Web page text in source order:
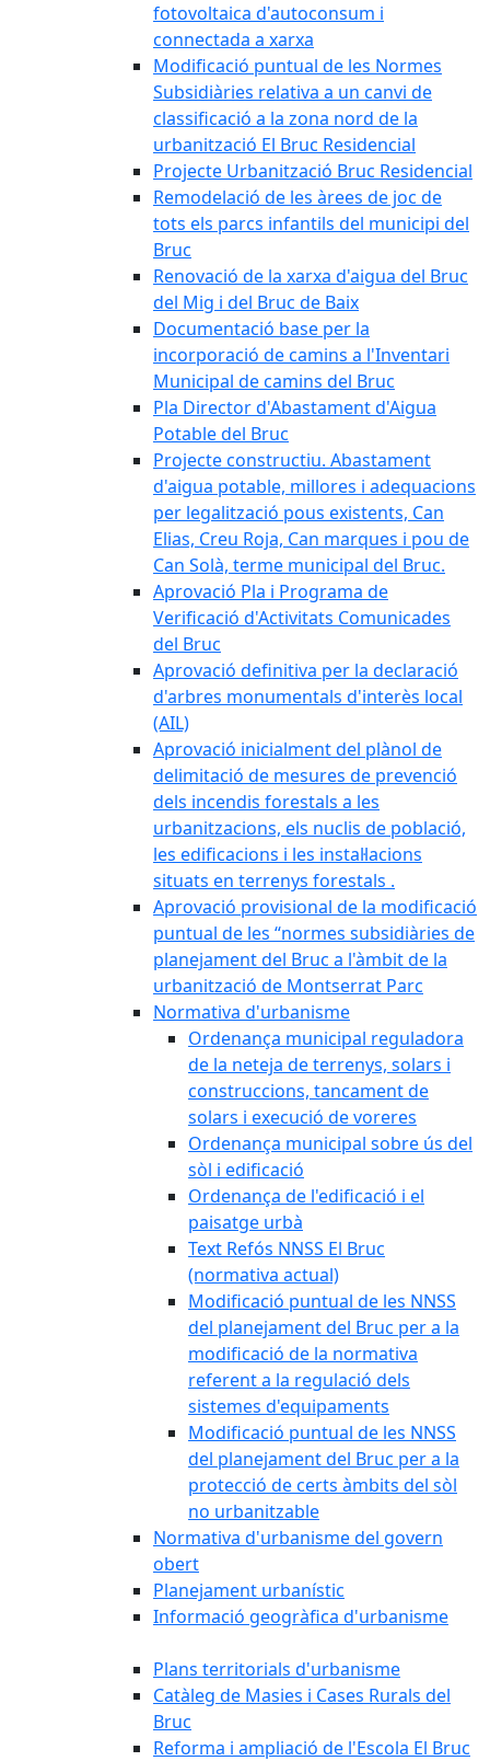
fotovoltaica d'autoconsum i
connectada a xarxa
Modificació puntual de les Normes
Subsidiàries relativa a un canvi de
classificació a la zona nord de la
urbanització El Bruc Residencial
Projecte Urbanització Bruc Residencial
Remodelació de les àrees de joc de
tots els parcs infantils del municipi del
Bruc
Renovació de la xarxa d'aigua del Bruc
del Mig i del Bruc de Baix
Documentació base per la
incorporació de camins a l'Inventari
Municipal de camins del Bruc
Pla Director d'Abastament d'Aigua
Potable del Bruc
Projecte constructiu. Abastament
d'aigua potable, millores i adequacions
per legalització pous existents, Can
Elias, Creu Roja, Can marques i pou de
Can Solà, terme municipal del Bruc.
Aprovació Pla i Programa de
Verificació d'Activitats Comunicades
del Bruc
Aprovació definitiva per la declaració
d'arbres monumentals d'interès local
(AIL)
Aprovació inicialment del plànol de
delimitació de mesures de prevenció
dels incendis forestals a les
urbanitzacions, els nuclis de població,
les edificacions i les instal·lacions
situats en terrenys forestals .
Aprovació provisional de la modificació
puntual de les “normes subsidiàries de
planejament del Bruc a l'àmbit de la
urbanització de Montserrat Parc
Normativa d'urbanisme
Ordenança municipal reguladora
de la neteja de terrenys, solars i
construccions, tancament de
solars i execució de voreres
Ordenança municipal sobre ús del
sòl i edificació
Ordenança de l'edificació i el
paisatge urbà
Text Refós NNSS El Bruc
(normativa actual)
Modificació puntual de les NNSS
del planejament del Bruc per a la
modificació de la normativa
referent a la regulació dels
sistemes d'equipaments
Modificació puntual de les NNSS
del planejament del Bruc per a la
protecció de certs àmbits del sòl
no urbanitzable
Normativa d'urbanisme del govern
obert
Planejament urbanístic
Informació geogràfica d'urbanisme
Plans territorials d'urbanisme
Catàleg de Masies i Cases Rurals del
Bruc
Reforma i ampliació de l'Escola El Bruc